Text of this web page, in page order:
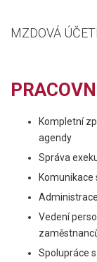
MZDOVÁ
Kompletní
agendy
Správa
Komunikace
Vedení
Spolupráce